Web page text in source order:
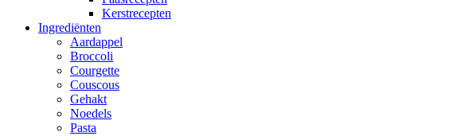
Kerstrecepten
Ingrediënten
Aardappel
Broccoli
Courgette
Couscous
Gehakt
Noedels
Pasta